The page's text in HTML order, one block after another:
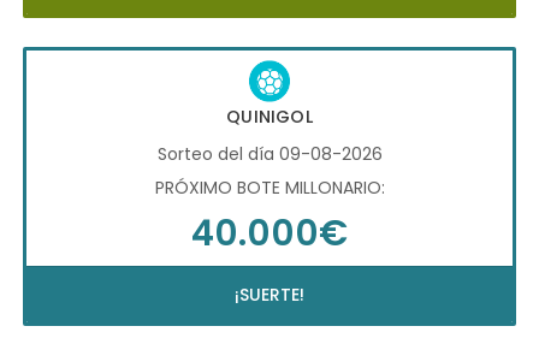
QUINIGOL
Sorteo del día 09-08-2026
PRÓXIMO BOTE MILLONARIO:
40.000€
¡SUERTE!